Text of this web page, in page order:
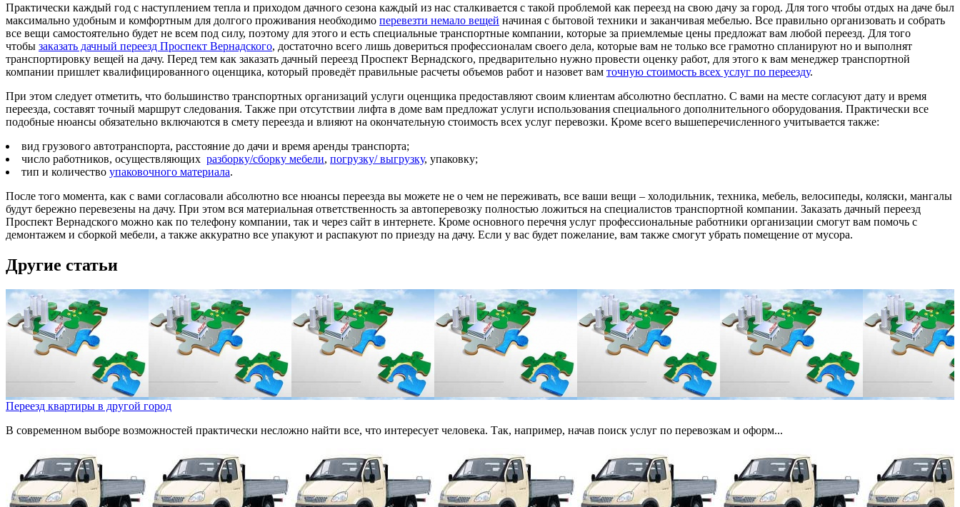
Практически каждый год с наступлением тепла и приходом дачного сезона каждый из нас сталкивается с такой проблемой как переезд на свою дачу за город. Для того чтобы отдых на даче был
максимально удобным и комфортным для долгого проживания необходимо перевезти немало вещей начиная с бытовой техники и заканчивая мебелью. Все правильно организовать и собрать
все вещи самостоятельно будет не всем под силу, поэтому для этого и есть специальные транспортные компании, которые за приемлемые цены предложат вам любой переезд. Для того
чтобы заказать дачный переезд Проспект Вернадского, достаточно всего лишь довериться профессионалам своего дела, которые вам не только все грамотно спланируют но и выполнят
транспортировку вещей на дачу. Перед тем как заказать дачный переезд Проспект Вернадского, предварительно нужно провести оценку работ, для этого к вам менеджер транспортной
компании пришлет квалифицированного оценщика, который проведёт правильные расчеты объемов работ и назовет вам точную стоимость всех услуг по переезду.
При этом следует отметить, что большинство транспортных организаций услуги оценщика предоставляют своим клиентам абсолютно бесплатно. С вами на месте согласуют дату и время
переезда, составят точный маршрут следования. Также при отсутствии лифта в доме вам предложат услуги использования специального дополнительного оборудования. Практически все
подобные нюансы обязательно включаются в смету переезда и влияют на окончательную стоимость всех услуг перевозки. Кроме всего вышеперечисленного учитывается также:
вид грузового автотранспорта, расстояние до дачи и время аренды транспорта;
число работников, осуществляющих разборку/сборку мебели, погрузку/ выгрузку, упаковку;
тип и количество упаковочного материала.
После того момента, как с вами согласовали абсолютно все нюансы переезда вы можете не о чем не переживать, все ваши вещи – холодильник, техника, мебель, велосипеды, коляски, мангалы
будут бережно перевезены на дачу. При этом вся материальная ответственность за автоперевозку полностью ложиться на специалистов транспортной компании. Заказать дачный переезд
Проспект Вернадского можно как по телефону компании, так и через сайт в интернете. Кроме основного перечня услуг профессиональные работники организации смогут вам помочь с
демонтажем и сборкой мебели, а также аккуратно все упакуют и распакуют по приезду на дачу. Если у вас будет пожелание, вам также смогут убрать помещение от мусора.
Другие статьи
Переезд квартиры в другой город
В современном выборе возможностей практически несложно найти все, что интересует человека. Так, например, начав поиск услуг по перевозкам и оформ...